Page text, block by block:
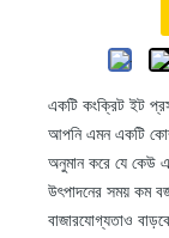
একটি কংক্রিট ইট
আপনি এমন একটি
অনুমান করে যে কেউ
উৎপাদনের সময় কম
বাজারযোগ্যতাও